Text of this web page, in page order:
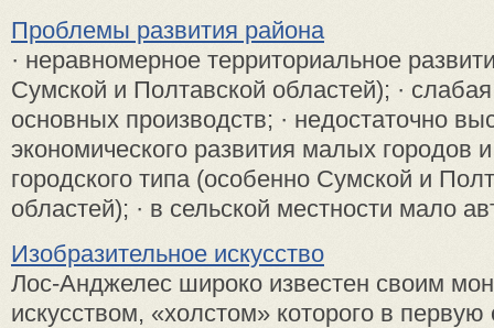
Проблемы развития района
· неравномерное территориальное
Сумской и Полтавской областей); ·
основных производств; · недостаточно
экономического развития малых городов
городского типа (особенно Сумской и
областей); · в сельской местности мало
Изобразительное искусство
Лос-Анджелес широко известен своим
искусством, «холстом» которого в первую